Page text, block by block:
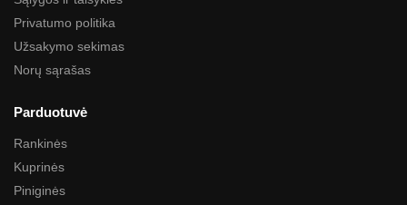
Privatumo politika
Užsakymo sekimas
Norų sąrašas
Parduotuvė
Rankinės
Kuprinės
Piniginės